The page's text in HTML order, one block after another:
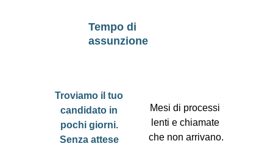
Troviamo il tuo
candidato in
pochi giorni.
Senza attese
Tempo di
assunzione
Mesi di processi
lenti e chiamate
che non arrivano.